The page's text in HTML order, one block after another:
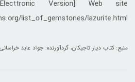
[Electtronic Version] Web site
list_of_gemstones/lazurite.html
منبع: کتاب دیار تاجیکان، گردآورنده: جواد عابد خراسانی